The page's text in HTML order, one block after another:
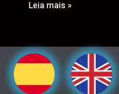
Leia mais »